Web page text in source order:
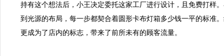
持有这个想法后，小王决定委托这家工厂进行设计，且免费打样
到光源的布局，每一步都契合着圆形卡布灯箱多少钱一平的标准
更成为了店内的标志，带来了前所未有的顾客流量。